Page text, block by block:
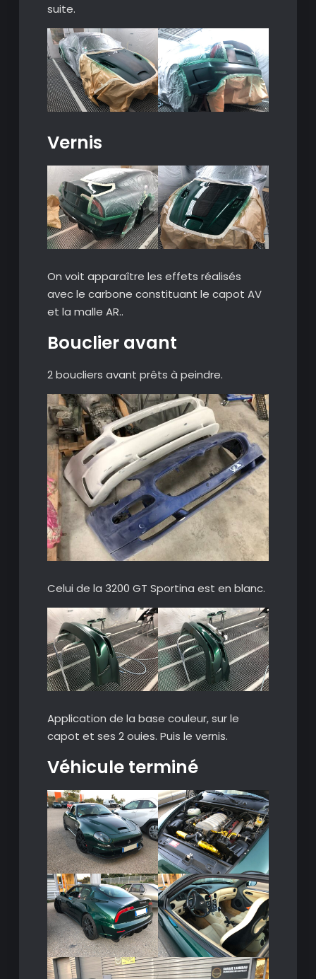
suite.
Vernis
On voit apparaître les effets réalisés
avec le carbone constituant le capot AV
et la malle AR..
Bouclier avant
2 boucliers avant prêts à peindre.
Celui de la 3200 GT Sportina est en blanc.
Application de la base couleur, sur le
capot et ses 2 ouies. Puis le vernis.
Véhicule terminé